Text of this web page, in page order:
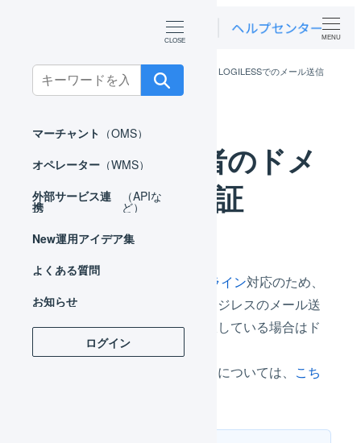
Search
for:
マーチャント （OMS）
オペレーター （WMS）
外部サービス連
携
（APIな
ど）
New運用アイデア集
よくある質問
お知らせ
ログイン
MENU
マーチャント 基本設定
LOGILESSでのメール送信
メール送信者のドメイン認証
メール送信者のドメ
イン認証
Googleのメール送信者ガイドライン対応のため、
「メール送信サーバー
」で「ロジレスのメール送
信サーバーを使用する」を選択している場合はド
メイン認証が必要となります。
迷惑メール対応のための手続きについては、 こち